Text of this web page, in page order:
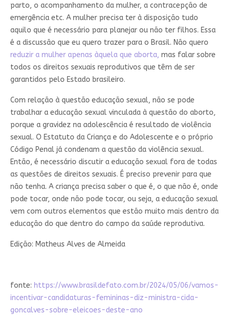
parto, o acompanhamento da mulher, a contracepção de
emergência etc. A mulher precisa ter à disposição tudo
aquilo que é necessário para planejar ou não ter filhos. Essa
é a discussão que eu quero trazer para o Brasil. Não quero
reduzir a mulher apenas àquela que aborta, mas falar sobre
todos os direitos sexuais reprodutivos que têm de ser
garantidos pelo Estado brasileiro.
Com relação à questão educação sexual, não se pode
trabalhar a educação sexual vinculada à questão do aborto,
porque a gravidez na adolescência é resultado de violência
sexual. O Estatuto da Criança e do Adolescente e o próprio
Código Penal já condenam a questão da violência sexual.
Então, é necessário discutir a educação sexual fora de todas
as questões de direitos sexuais. É preciso prevenir para que
não tenha. A criança precisa saber o que é, o que não é, onde
pode tocar, onde não pode tocar, ou seja, a educação sexual
vem com outros elementos que estão muito mais dentro da
educação do que dentro do campo da saúde reprodutiva.
Edição: Matheus Alves de Almeida
fonte: https://www.brasildefato.com.br/2024/05/06/vamos-
incentivar-candidaturas-femininas-diz-ministra-cida-
goncalves-sobre-eleicoes-deste-ano